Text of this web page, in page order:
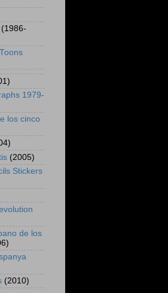
(1986-
1979-
los cinco
(2005)
Stickers
de los
(2010)